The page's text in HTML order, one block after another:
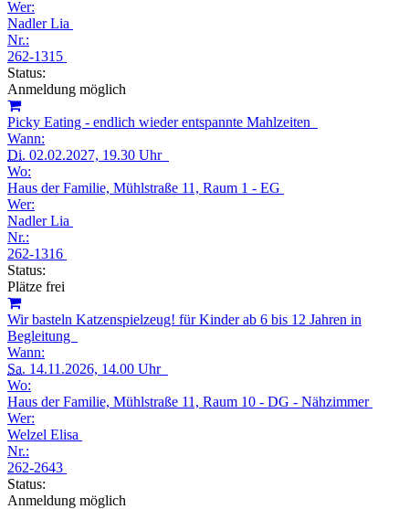
Wer:
Nadler Lia
Nr.:
262-1315
Status:
Anmeldung möglich
Picky Eating - endlich wieder entspannte Mahlzeiten
Wann:
Di. 02.02.2027, 19.30 Uhr
Wo:
Haus der Familie, Mühlstraße 11, Raum 1 - EG
Wer:
Nadler Lia
Nr.:
262-1316
Status:
Plätze frei
Wir basteln Katzenspielzeug! für Kinder ab 6 bis 12 Jahren in
Begleitung
Wann:
Sa. 14.11.2026, 14.00 Uhr
Wo:
Haus der Familie, Mühlstraße 11, Raum 10 - DG - Nähzimmer
Wer:
Welzel Elisa
Nr.:
262-2643
Status:
Anmeldung möglich